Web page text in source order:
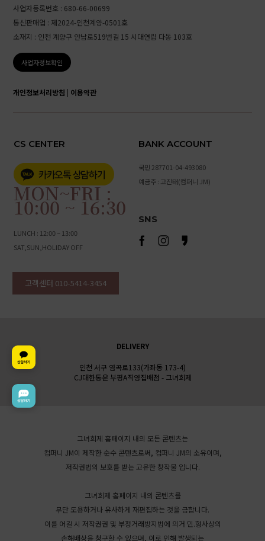
사업자등록번호 : 680-66-00699
통신판매업 : 제2024-인천계양-0501호
소재지 : 인천 계양구 안남로519번길 15 시대연립 다동 103호
사업자정보확인
개인정보처리방침 | 이용약관
CS CENTER
MON~FRI :
10:00 ~ 16:30
LUNCH : 12:00 ~ 13:00
SAT,SUN,HOLIDAY OFF
고객센터 010-5414-3454
BANK ACCOUNT
국민 287701-04-493080
예금주 : 고진태(컴퍼니 JM)
SNS
DELIVERY
인천 서구 염곡로133(가좌동 173-4)
CJ대한통운 부평A직영집배점 - 그녀희제
그녀희제 홈페이지 내의 모든 콘텐츠는
컴퍼니 JM이 제작한 순수 콘텐츠로써, 컴퍼니 JM의 소유이며,
저작권법의 보호를 받는 고유한 창작물 입니다.
그녀희제 홈페이지 내의 콘텐츠를
무단 도용하거나 유사하게 재편집하는 것을 금합니다.
이를 어길 시 저작권권 및 부정거래방지법에 의거 민.형사상의
손해배상을 청구할 수 있으며, 이로 인해 발생되는